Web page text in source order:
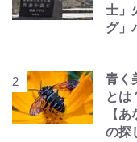
士」
グ」
青く
とは
【
の探